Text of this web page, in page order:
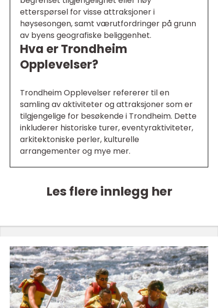
etterspørsel for visse attraksjoner i
høysesongen, samt værutfordringer på grunn
av byens geografiske beliggenhet.
Hva er Trondheim
Opplevelser?
Trondheim Opplevelser refererer til en
samling av aktiviteter og attraksjoner som er
tilgjengelige for besøkende i Trondheim. Dette
inkluderer historiske turer, eventyraktiviteter,
arkitektoniske perler, kulturelle
arrangementer og mye mer.
Les flere innlegg her